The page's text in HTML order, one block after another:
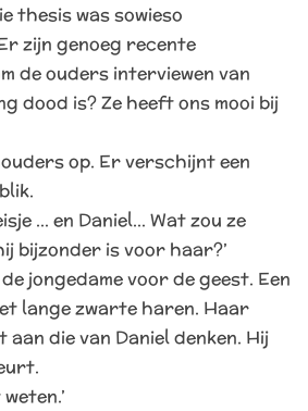
thesis was sowieso
zijn genoeg recente
de ouders interviewen van
dood is? Ze heeft ons mooi bij
op. Er verschijnt een
… en Daniel… Wat zou ze
bijzonder is voor haar?’
jongedame voor de geest. Een
lange zwarte haren. Haar
aan die van Daniel denken. Hij